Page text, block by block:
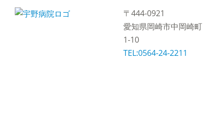
〒444-0921
愛知県岡崎市中岡崎町
1-10
TEL:0564-24-2211